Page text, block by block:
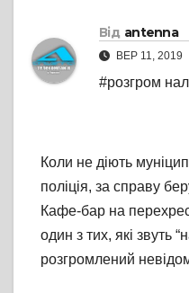
Від antenna
ВЕР 11, 2019
#розгром
Коли не діють
поліція, за справу
Кафе-бар на
один з тих, які звуть
розгромлений